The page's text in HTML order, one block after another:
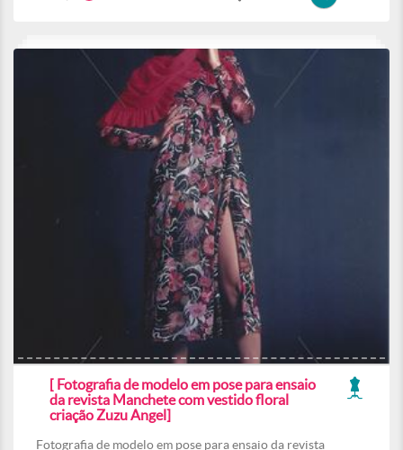
[ Fotografia de modelo em pose para ensaio
da revista Manchete com vestido floral
criação Zuzu Angel]
Fotografia de modelo em pose para ensaio da revista